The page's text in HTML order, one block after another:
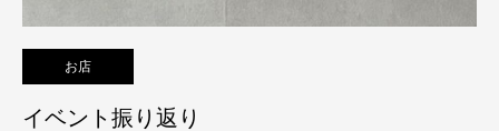
お店
イベント振り返り